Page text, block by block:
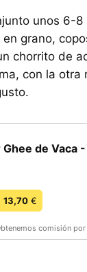
unos 6-
grano,
chorrito de
con la otra
de Vaca
13,70 €
comisión